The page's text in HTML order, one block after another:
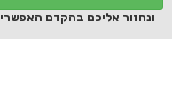
ונחזור אליכם בהקדם האפשרי